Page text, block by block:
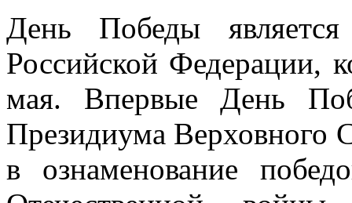
День Победы
Российской Федерации,
мая. Впервые День
Президиума Верховного
в ознаменование